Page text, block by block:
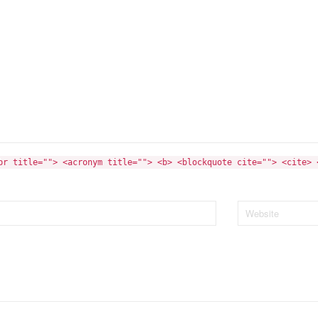
title=""> <acronym title=""> <b> <blockquote cite=""> <cite>